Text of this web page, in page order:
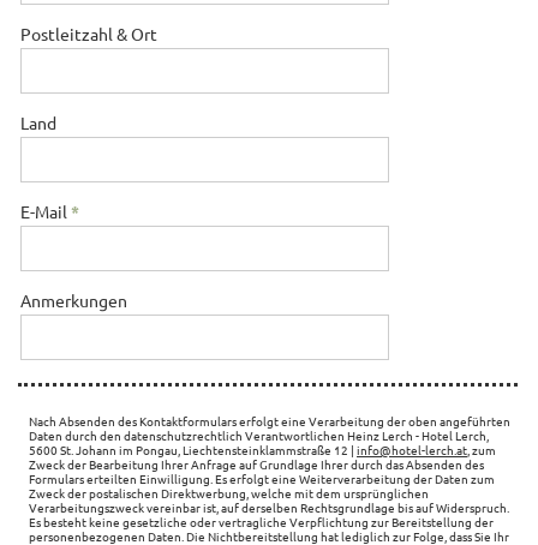
Postleitzahl & Ort
Land
E-Mail *
Anmerkungen
Nach Absenden des Kontaktformulars erfolgt eine Verarbeitung der oben angeführten
Daten durch den datenschutzrechtlich Verantwortlichen Heinz Lerch - Hotel Lerch,
5600 St. Johann im Pongau, Liechtensteinklammstraße 12 | info@hotel-lerch.at, zum
Zweck der Bearbeitung Ihrer Anfrage auf Grundlage Ihrer durch das Absenden des
Formulars erteilten Einwilligung. Es erfolgt eine Weiterverarbeitung der Daten zum
Zweck der postalischen Direktwerbung, welche mit dem ursprünglichen
Verarbeitungszweck vereinbar ist, auf derselben Rechtsgrundlage bis auf Widerspruch.
Es besteht keine gesetzliche oder vertragliche Verpflichtung zur Bereitstellung der
personenbezogenen Daten. Die Nichtbereitstellung hat lediglich zur Folge, dass Sie Ihr